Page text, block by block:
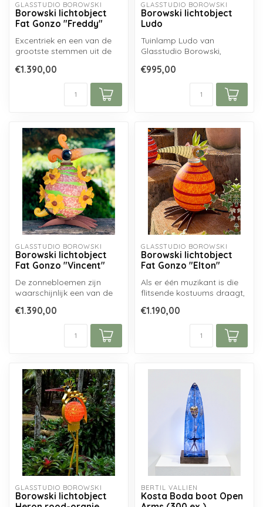
GLASSTUDIO BOROWSKI
Borowski lichtobject
Fat Gonzo "Freddy"
Excentriek en een van de
grootste stemmen uit de
Mercur...
€1.390,00
GLASSTUDIO BOROWSKI
Borowski lichtobject
Ludo
Tuinlamp Ludo van
Glasstudio Borowski,
cortenstaal en
mondgeblaz...
€995,00
GLASSTUDIO BOROWSKI
Borowski lichtobject
Fat Gonzo "Vincent"
De zonnebloemen zijn
waarschijnlijk een van de
van Vincen...
€1.390,00
GLASSTUDIO BOROWSKI
Borowski lichtobject
Fat Gonzo "Elton"
Als er één muzikant is die
flitsende kostuums draagt,
€1.190,00
GLASSTUDIO BOROWSKI
Borowski lichtobject
BERTIL VALLIEN
Kosta Boda boot Open